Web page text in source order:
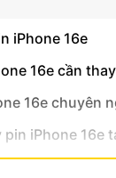
iPhone 16e
16e cần
16e chuyên
iPhone 16e